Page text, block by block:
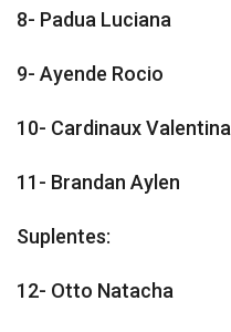
8- Padua Luciana
9- Ayende Rocio
10- Cardinaux Valentina
11- Brandan Aylen
Suplentes:
12- Otto Natacha